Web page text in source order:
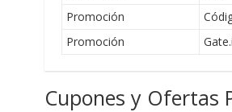
Promoción
Promoción
Cupones y Ofertas